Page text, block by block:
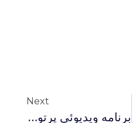
Next
برنامه ويديوئى پرتو نور تحت عنوان: منشاء قدرت در اسلام قسمت اول